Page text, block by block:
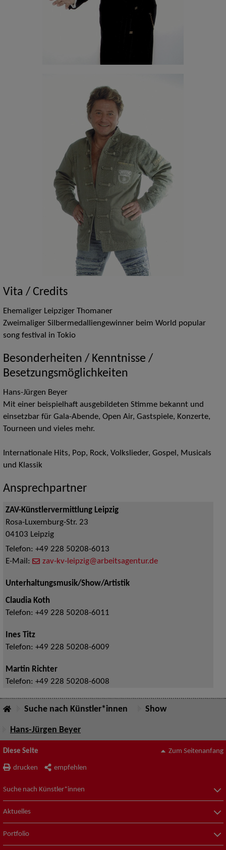
Vita / Credits
Ehemaliger Leipziger Thomaner
Zweimaliger Silbermedalliengewinner beim World popular
song festival in Tokio
Besonderheiten / Kenntnisse /
Besetzungsmöglichkeiten
Hans-Jürgen Beyer
Mit einer beispielhaft ausgebildeten Stimme bekannt und
einsetzbar für Gala-Abende, Open Air, Gastspiele, Konzerte,
Tourneen und vieles mehr.
Internationale Hits, Pop, Rock, Volkslieder, Gospel, Musicals
und Klassik
Ansprechpartner
ZAV-Künstlervermittlung Leipzig
Rosa-Luxemburg-Str. 23
04103 Leipzig
Telefon: +49 228 50208-6013
E-Mail:
zav-kv-leipzig@arbeitsagentur.de
Unterhaltungsmusik/Show/Artistik
Claudia Koth
Telefon: +49 228 50208-6011
Ines Titz
Telefon: +49 228 50208-6009
Martin Richter
Telefon: +49 228 50208-6008
Suche nach Künstler*innen Show
Hans-Jürgen Beyer
Diese Seite
drucken empfehlen
Zum Seitenanfang
Suche nach Künstler*innen
Aktuelles
Portfolio